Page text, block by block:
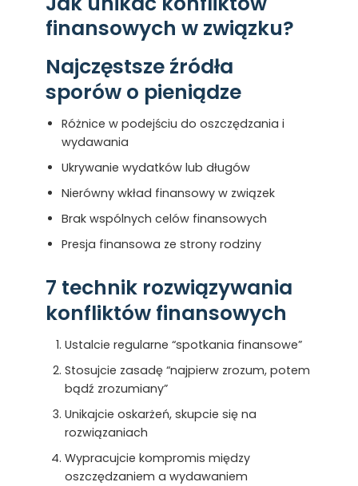
finansowych w związku?
Najczęstsze źródła
sporów o pieniądze
Różnice w podejściu do oszczędzania i
wydawania
Ukrywanie wydatków lub długów
Nierówny wkład finansowy w związek
Brak wspólnych celów finansowych
Presja finansowa ze strony rodziny
7 technik rozwiązywania
konfliktów finansowych
Ustalcie regularne “spotkania finansowe”
Stosujcie zasadę “najpierw zrozum, potem
bądź zrozumiany”
Unikajcie oskarżeń, skupcie się na
rozwiązaniach
Wypracujcie kompromis między
oszczędzaniem a wydawaniem